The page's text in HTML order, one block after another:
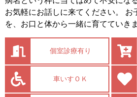
個室診療有り
車いすＯＫ
お気軽にお話しに来てください。 お
を、お口と体から一緒に育てていき